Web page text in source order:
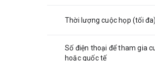
Thời lượng cuộc họp (tối đa)
Số điện thoại để tham gia
hoặc quốc tế